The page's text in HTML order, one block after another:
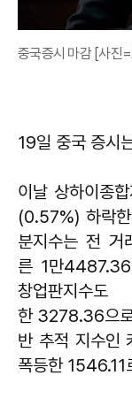
중국증시 마감 [사진
19일 중국 증시
이날 상하이종
(0.57%) 하락
분지수는 전
른 1만4487.36
창업판지수
한 3278.36으
반 추적 지수인
폭등한 1546.11